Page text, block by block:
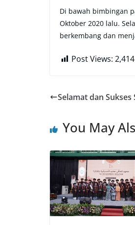
Di bawah bimbingan
Oktober 2020 lalu.
berkembang dan
Post Views: 2,414
Selamat dan
You May